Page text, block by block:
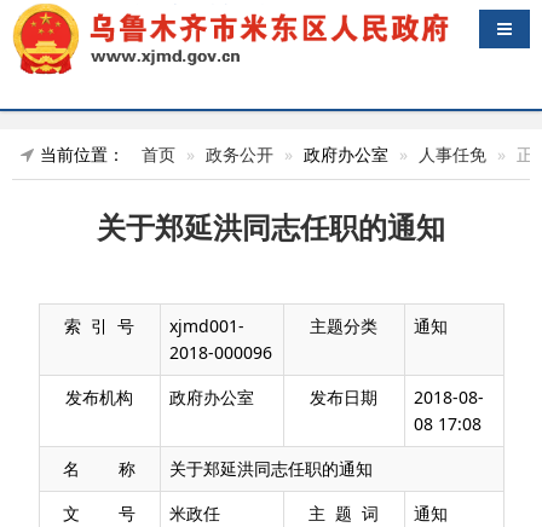
导航
当前位置： 首页 政务公开 政府办公室 人事任免 正
关于郑延洪同志任职的通知
索 引 号
xjmd001-
2018-000096
主题分类 通知
发布机构 政府办公室 发布日期
2018-08-
08 17:08
名 称
关于郑延洪同志任职的通知
文 号
米政任
主 题 词 通知